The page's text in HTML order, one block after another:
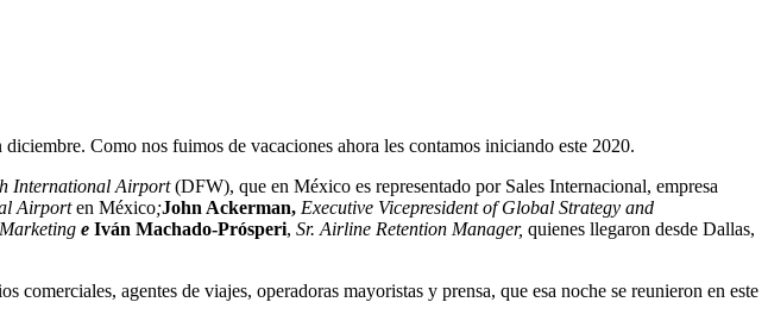
Como nos fuimos de vacaciones ahora les contamos iniciando este 2020.
International Airport(DFW), que en México es representado por Sales Internacional, empresa
Airporten México;John Ackerman, Executive Vicepresident of Global Strategy and
e Iván Machado-Prósperi, Sr. Airline Retention Manager, quienes llegaron desde Dallas,
agentes de viajes, operadoras mayoristas y prensa, que esa noche se reunieron en este